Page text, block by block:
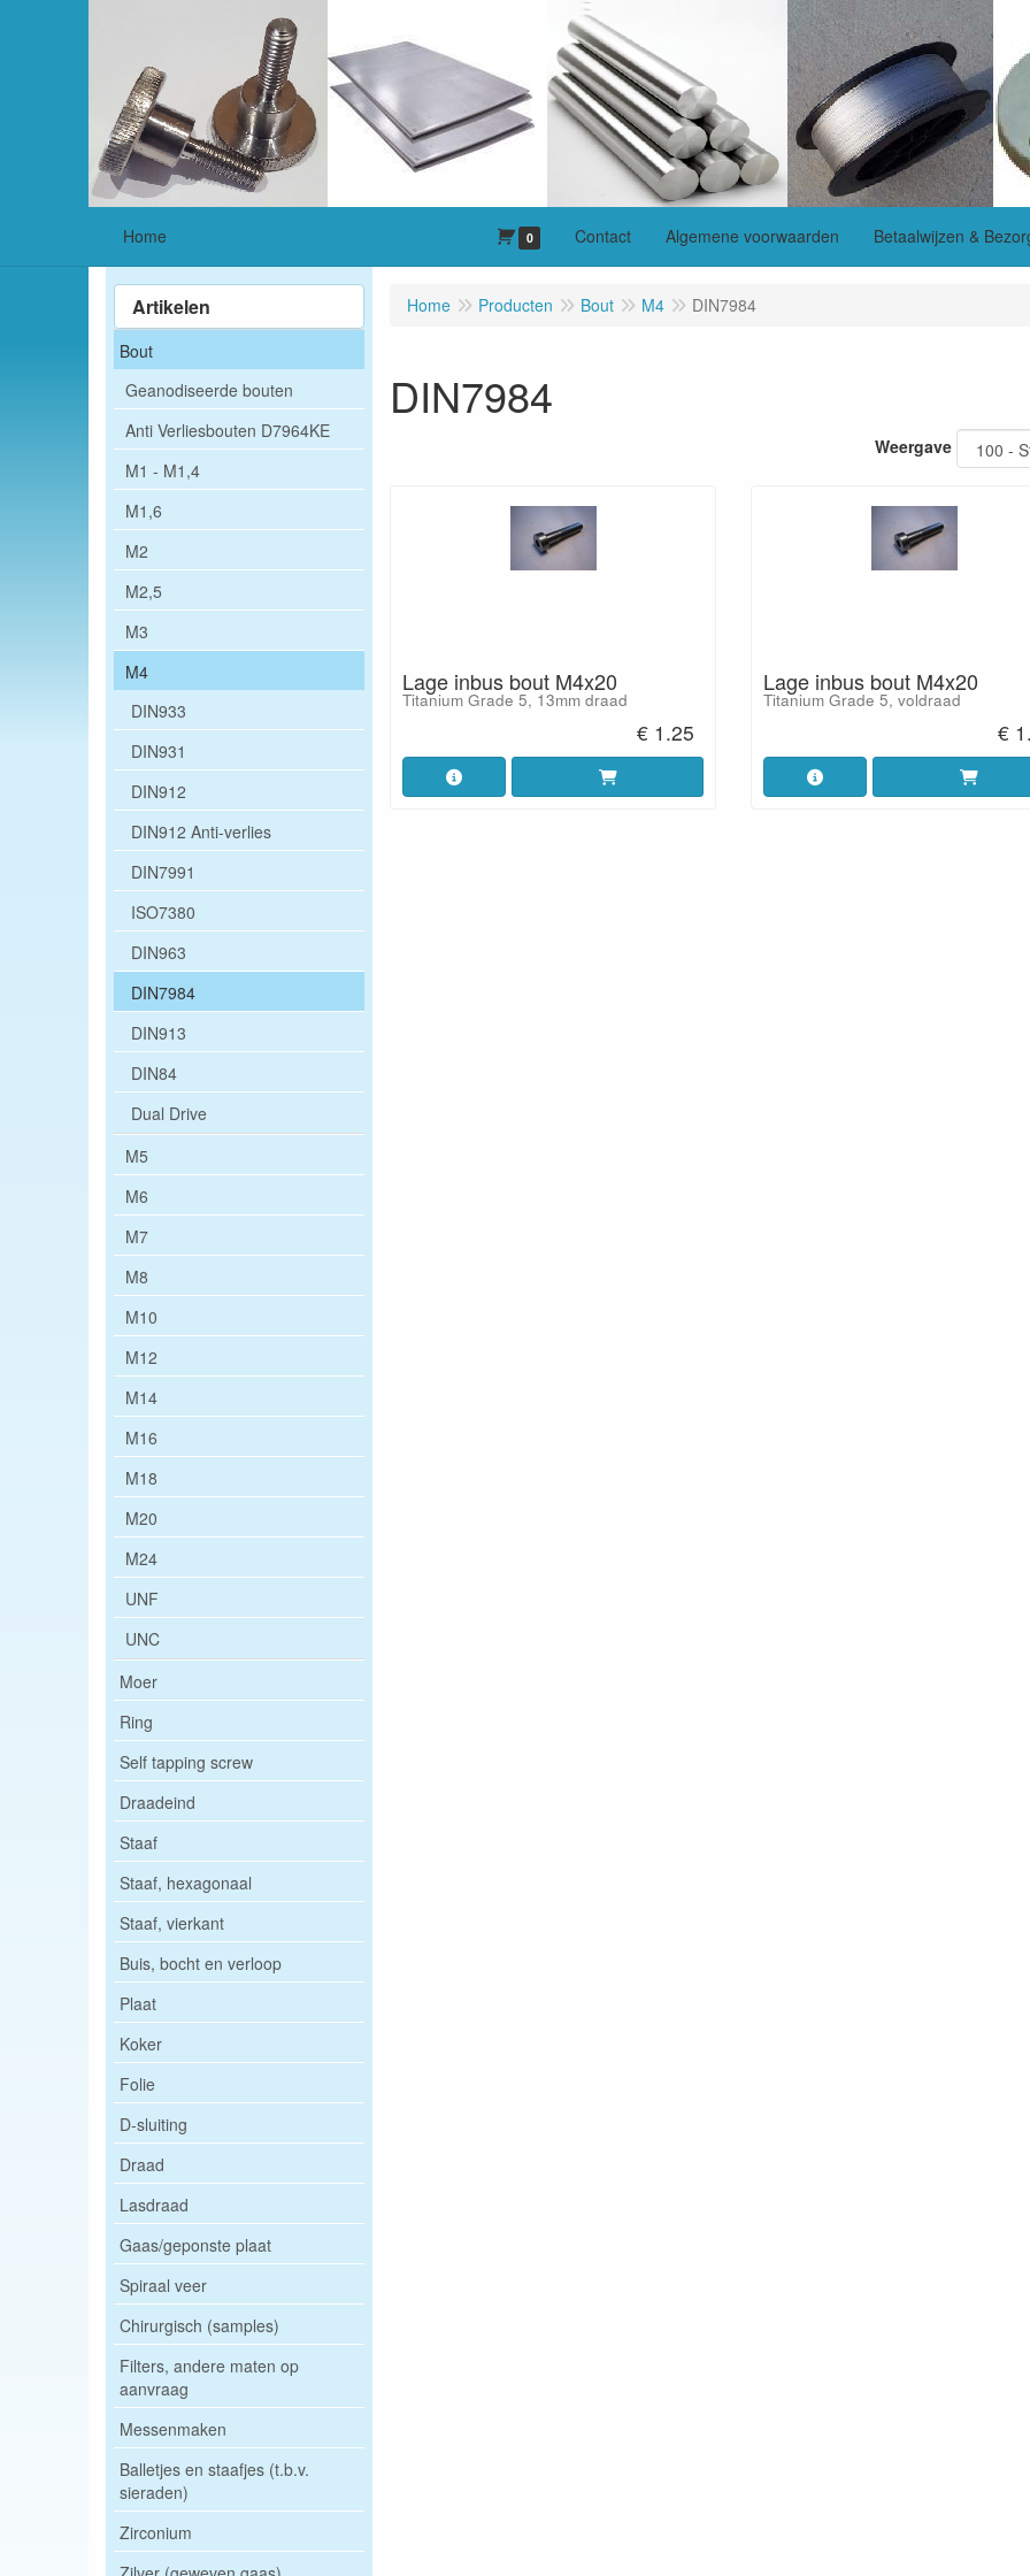
Home 0 Contact Algemene voorwaarden Betaalwijzen &
Artikelen
Bout
Geanodiseerde bouten
Anti Verliesbouten D7964KE
M1 - M1,4
M1,6
M2
M2,5
M3
M4
DIN933
DIN931
DIN912
DIN912 Anti-verlies
DIN7991
ISO7380
DIN963
DIN7984
DIN913
DIN84
Dual Drive
M5
M6
M7
M8
M10
M12
M14
M16
M18
M20
M24
UNF
UNC
Moer
Ring
Self tapping screw
Draadeind
Staaf
Staaf, hexagonaal
Staaf, vierkant
Buis, bocht en verloop
Plaat
Koker
Folie
D-sluiting
Draad
Lasdraad
Gaas/geponste plaat
Spiraal veer
Chirurgisch (samples)
Filters, andere maten op
aanvraag
Messenmaken
Balletjes en staafjes (t.b.v.
sieraden)
Zirconium
Home Producten Bout M4 DIN7984
DIN7984
Weergave
Lage inbus bout M4x20
Titanium Grade 5, 13mm draad
€ 1.25
Lage inbus bout M4x20
Titanium Grade 5, voldraad
€